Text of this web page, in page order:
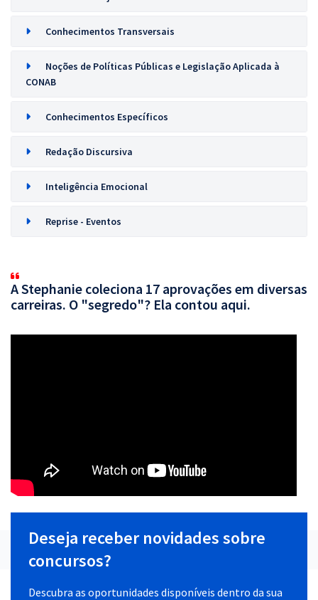
Conhecimentos Transversais
Noções de Políticas Públicas e Legislação Aplicada à
CONAB
Conhecimentos Específicos
Redação Discursiva
Inteligência Emocional
Reprise - Eventos
A Stephanie coleciona 17 aprovações em diversas
carreiras. O "segredo"? Ela contou aqui.
Deseja receber novidades sobre
concursos?
Descubra as oportunidades disponíveis dentro da sua